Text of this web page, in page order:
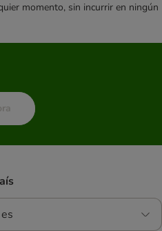
momento, sin incurrir en ningún